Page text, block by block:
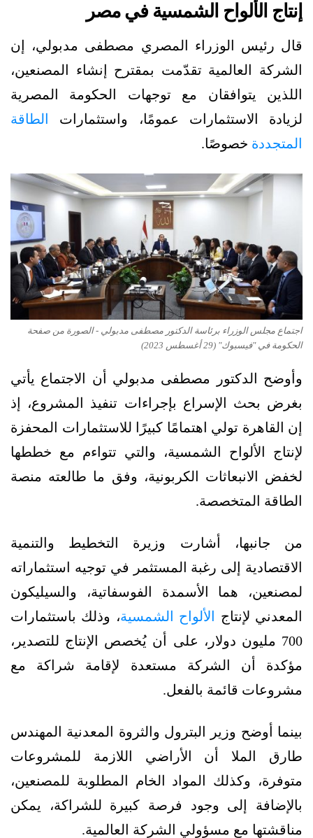
إنتاج الألواح الشمسية في مصر
قال رئيس الوزراء المصري مصطفى مدبولي، إن
الشركة العالمية تقدّمت بمقترح إنشاء المصنعين،
اللذين يتوافقان مع توجهات الحكومة المصرية
لزيادة الاستثمارات عمومًا، واستثمارات الطاقة
المتجددة خصوصًا.
اجتماع مجلس الوزراء برئاسة الدكتور مصطفى مدبولي - الصورة من صفحة
الحكومة في "فيسبوك" (29 أغسطس 2023)
وأوضح الدكتور مصطفى مدبولي أن الاجتماع يأتي
بغرض بحث الإسراع بإجراءات تنفيذ المشروع، إذ
إن القاهرة تولي اهتمامًا كبيرًا للاستثمارات المحفزة
لإنتاج الألواح الشمسية، والتي تتواءم مع خططها
لخفض الانبعاثات الكربونية، وفق ما طالعته منصة
الطاقة المتخصصة.
من جانبها، أشارت وزيرة التخطيط والتنمية
الاقتصادية إلى رغبة المستثمر في توجيه استثماراته
لمصنعين، هما الأسمدة الفوسفاتية، والسيليكون
المعدني لإنتاج الألواح الشمسية، وذلك باستثمارات
700 مليون دولار، على أن يُخصص الإنتاج للتصدير،
مؤكدة أن الشركة مستعدة لإقامة شراكة مع
مشروعات قائمة بالفعل.
بينما أوضح وزير البترول والثروة المعدنية المهندس
طارق الملا أن الأراضي اللازمة للمشروعات
متوفرة، وكذلك المواد الخام المطلوبة للمصنعين،
بالإضافة إلى وجود فرصة كبيرة للشراكة، يمكن
مناقشتها مع مسؤولي الشركة العالمية.